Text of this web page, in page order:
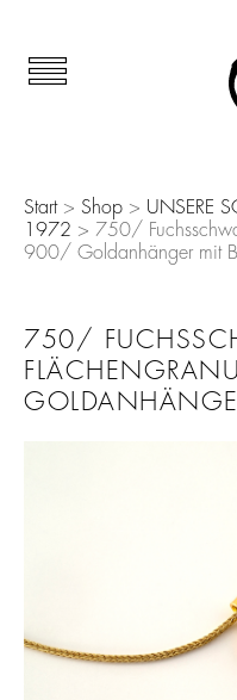
Start> Shop > UNSERE
1972 > 750/
900/ Goldanhänger mit
750/